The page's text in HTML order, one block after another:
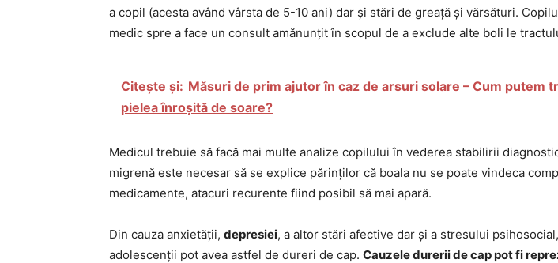
a copil (acesta având vârsta de 5-10 ani) dar și stări de greață și vărsături.
medic spre a face un consult amănunțit în scopul de a exclude alte boli le
Citește și: Măsuri de prim ajutor în caz de arsuri solare – Cum putem
pielea înroșită de soare?
Medicul trebuie să facă mai multe analize copilului în vederea stabilirii
migrenă este necesar să se explice părinților că boala nu se poate vindeca
medicamente, atacuri recurente fiind posibil să mai apară.
Din cauza anxietății, depresiei, a altor stări afective dar și a stresului
adolescenții pot avea astfel de dureri de cap. Cauzele durerii de cap pot fi